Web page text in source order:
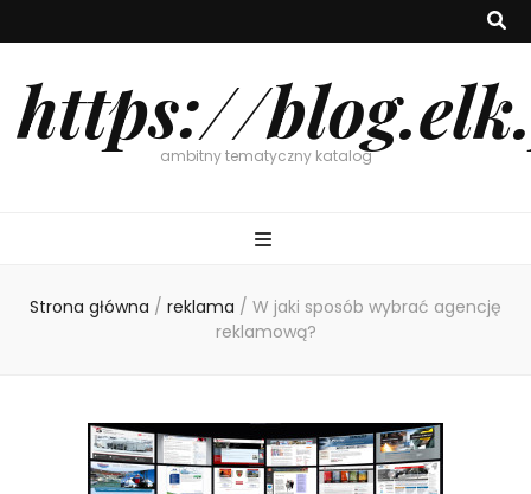
https://ambitny tematyczny katalog
Strona główna / reklama / W jaki sposób wybrać agencję
reklamową?